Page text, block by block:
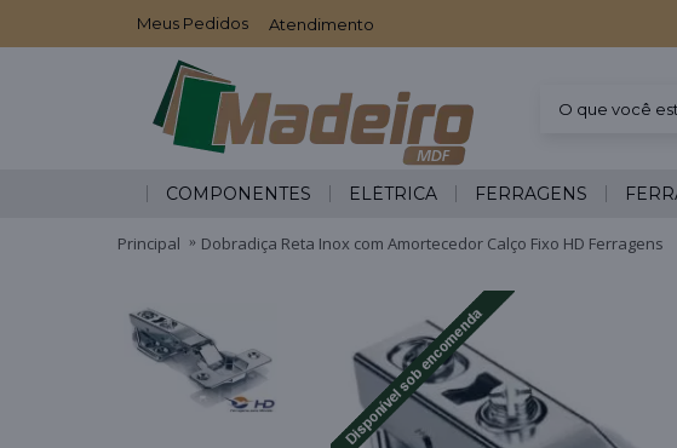
Meus Pedidos Atendimento
COMPONENTES ELÉTRICA FERRAGENS
Principal Dobradiça Reta Inox com Amortecedor Calço Fixo HD Ferragens